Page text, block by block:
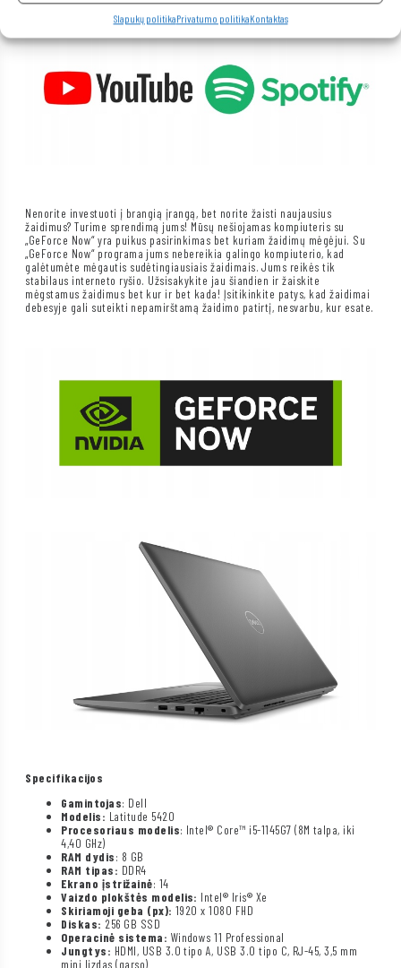
Slapukų politikaPrivatumo politikaKontaktas
Nenorite investuoti į brangią įrangą, bet norite žaisti naujausius
žaidimus? Turime sprendimą jums! Mūsų nešiojamas kompiuteris su
„GeForce Now“ yra puikus pasirinkimas bet kuriam žaidimų mėgėjui. Su
„GeForce Now“ programa jums nebereikia galingo kompiuterio, kad
galėtumėte mėgautis sudėtingiausiais žaidimais. Jums reikės tik
stabilaus interneto ryšio. Užsisakykite jau šiandien ir žaiskite
mėgstamus žaidimus bet kur ir bet kada! Įsitikinkite patys, kad žaidimai
debesyje gali suteikti nepamirštamą žaidimo patirtį, nesvarbu, kur esate.
Specifikacijos
Gamintojas: Dell
Modelis: Latitude 5420
Procesoriaus modelis: Intel® Core™ i5-1145G7 (8M talpa, iki
4,40 GHz)
RAM dydis: 8 GB
RAM tipas: DDR4
Ekrano įstrižainė: 14
Vaizdo plokštės modelis: Intel® Iris® Xe
Skiriamoji geba (px): 1920 x 1080 FHD
Diskas: 256 GB SSD
Operacinė sistema: Windows 11 Professional
Jungtys: HDMI, USB 3.0 tipo A, USB 3.0 tipo C, RJ-45, 3,5 mm
mini lizdas (garso)